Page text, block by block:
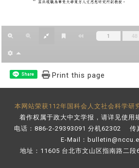
Share Print this page
本网站荣获112年国科会人文社会科学研
着作权属于政大中文学报，请详见使用
电话：886-2-29393091 分机62302 传
E-Mail：
地址：11605 台北市文山区指南路二段